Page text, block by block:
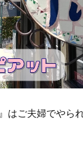
』はご夫婦でやら